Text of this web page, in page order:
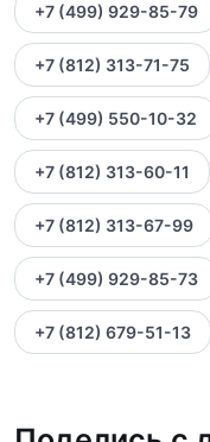
+7 (499) 929-85-79
+7 (812) 313-71-75
+7 (499) 550-10-32
+7 (812) 313-60-11
+7 (812) 313-67-99
+7 (499) 929-85-73
+7 (812) 679-51-13